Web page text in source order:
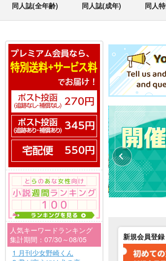
同人誌(全年齢) 同人誌(成年) 同人
人気キーワードランキング
集計期間：07/30～08/05
1 月刊少女野崎くん
新規会員登録